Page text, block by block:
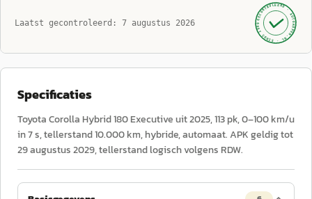
Laatst gecontroleerd: 7 augustus 2026 GECONTROLEERD ·
AUTOKOPEN.NL
· SINDS 1999 ·
Specificaties
Toyota Corolla Hybrid 180 Executive uit 2025, 113 pk, 0–100 km/u
in 7 s, tellerstand 10.000 km, hybride, automaat. APK geldig tot
29 augustus 2029, tellerstand logisch volgens RDW.